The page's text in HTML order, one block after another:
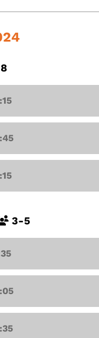
3-5